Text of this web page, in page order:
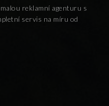
reklamní agenturu s
servis na míru od